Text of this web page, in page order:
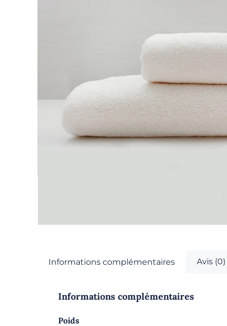
Informations complémentaires Avis (0)
Informations complémentaires
Poids